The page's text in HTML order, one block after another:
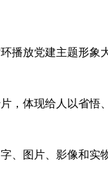
播放党建主题形
，体现给人以省
、图片、影像和